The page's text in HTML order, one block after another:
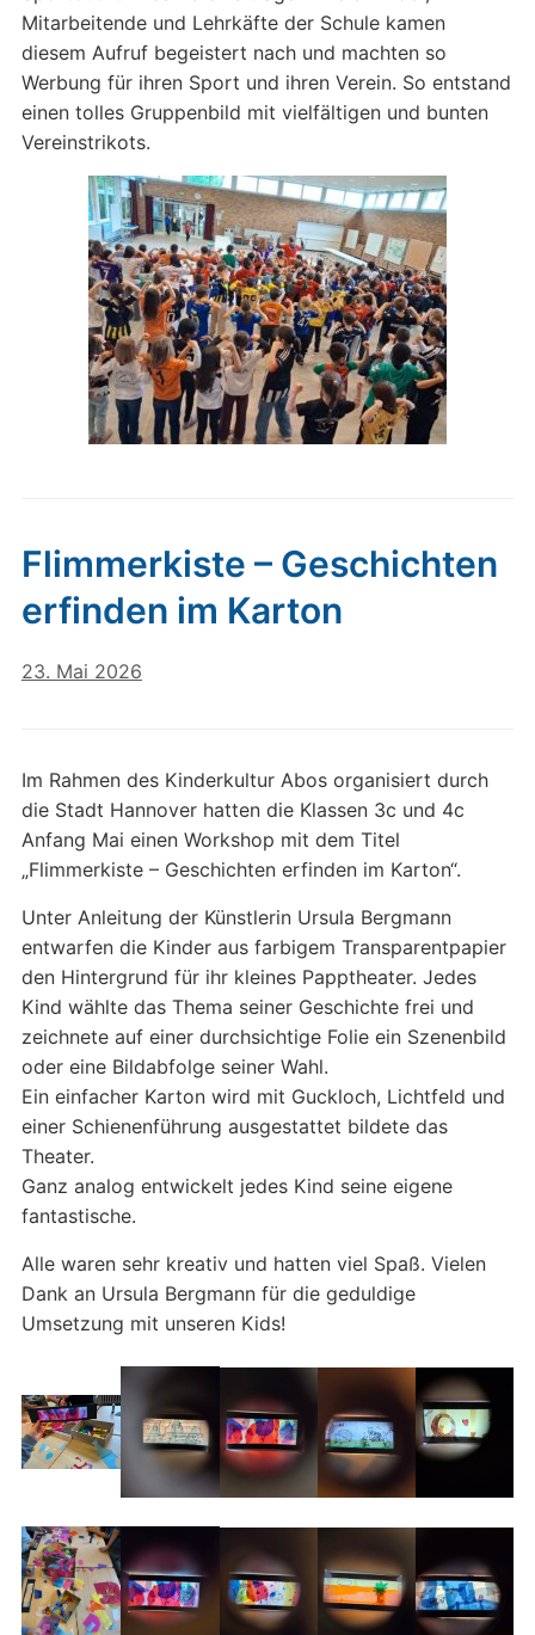
Mitarbeitende und Lehrkäfte der Schule kamen
diesem Aufruf begeistert nach und machten so
Werbung für ihren Sport und ihren Verein. So entstand
einen tolles Gruppenbild mit vielfältigen und bunten
Vereinstrikots.
Flimmerkiste – Geschichten
erfinden im Karton
23. Mai 2026
Im Rahmen des Kinderkultur Abos organisiert durch
die Stadt Hannover hatten die Klassen 3c und 4c
Anfang Mai einen Workshop mit dem Titel
„Flimmerkiste – Geschichten erfinden im Karton“.
Unter Anleitung der Künstlerin Ursula Bergmann
entwarfen die Kinder aus farbigem Transparentpapier
den Hintergrund für ihr kleines Papptheater. Jedes
Kind wählte das Thema seiner Geschichte frei und
zeichnete auf einer durchsichtige Folie ein Szenenbild
oder eine Bildabfolge seiner Wahl.
Ein einfacher Karton wird mit Guckloch, Lichtfeld und
einer Schienenführung ausgestattet bildete das
Theater.
Ganz analog entwickelt jedes Kind seine eigene
fantastische.
Alle waren sehr kreativ und hatten viel Spaß. Vielen
Dank an Ursula Bergmann für die geduldige
Umsetzung mit unseren Kids!